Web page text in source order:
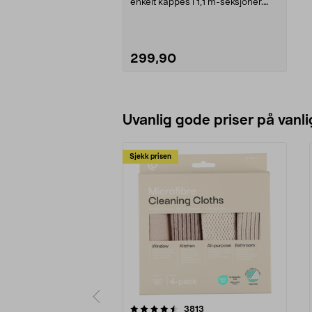
enkelt kappes i 1,1 m-seksjoner.
299,90
Uvanlig gode priser på
Sjekk prisen
3813
4.5av 5 stjerner